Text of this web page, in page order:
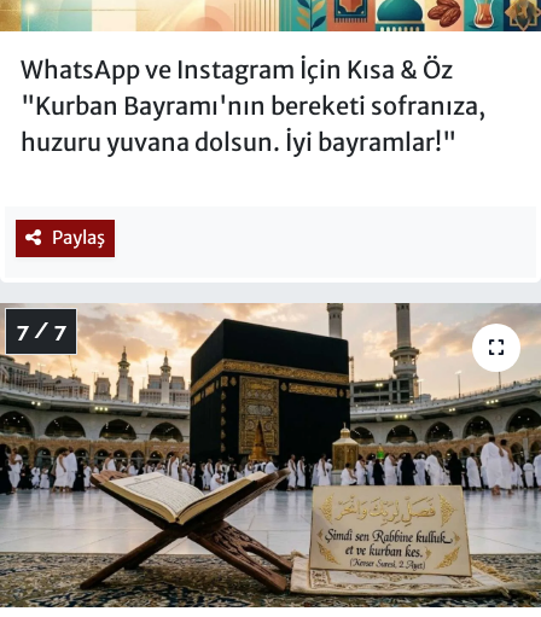
WhatsApp ve Instagram İçin Kısa & Öz
"Kurban Bayramı'nın bereketi sofranıza,
huzuru yuvana dolsun. İyi bayramlar!"
Paylaş
7 / 7